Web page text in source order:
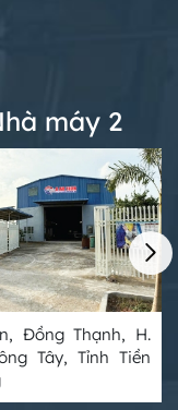
máy 2
Đồng Thạnh, H.
Tây, Tỉnh Tiền